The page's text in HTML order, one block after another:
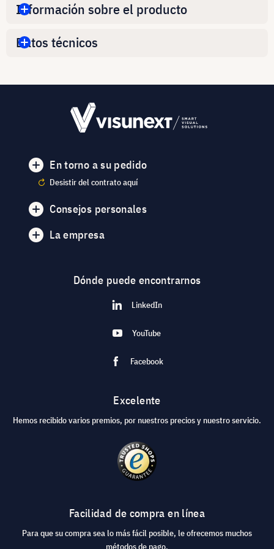
Información sobre el producto
Datos técnicos
En torno a su pedido
Desistir del contrato aquí
Consejos personales
La empresa
Dónde puede encontrarnos
LinkedIn
YouTube
Facebook
Excelente
Hemos recibido varios premios, por nuestros precios y nuestro servicio.
Facilidad de compra en línea
Para que su compra sea lo más fácil posible, le ofrecemos muchos
métodos de pago.